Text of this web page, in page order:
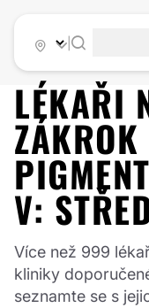
LÉKAŘI
ZÁKROK
V:
Více než 999
kliniky
seznamte se s